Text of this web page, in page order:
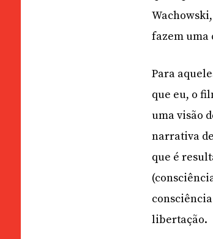
fazem uma
Para
que eu, o
uma visão
narrativa
que é
libertação.